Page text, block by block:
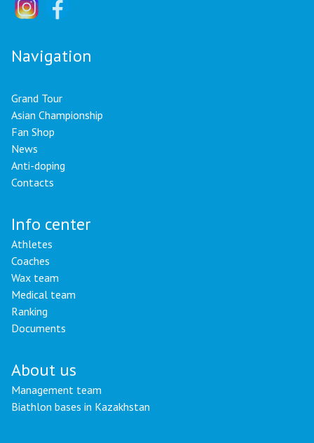
Navigation
Grand Tour
Asian Championship
Fan Shop
News
Anti-doping
Contacts
Info center
Athletes
Coaches
Wax team
Medical team
Ranking
Documents
About us
Management team
Biathlon bases in Kazakhstan